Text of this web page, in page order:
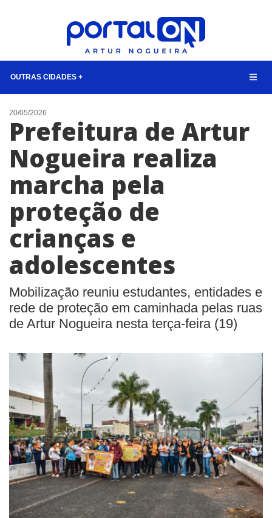
OUTRAS CIDADES +
NOTÍCIAS
LISTA DIGITAL
TELEFONES ÚTEIS
QUEM SOMOS
CONTATO
ANUNCIE
20/05/2026
Prefeitura de Artur
Nogueira realiza
marcha pela
proteção de
crianças e
adolescentes
Mobilização reuniu estudantes, entidades e
rede de proteção em caminhada pelas ruas
de Artur Nogueira nesta terça-feira (19)